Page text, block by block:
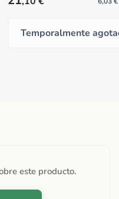
Temporalmente
este producto.